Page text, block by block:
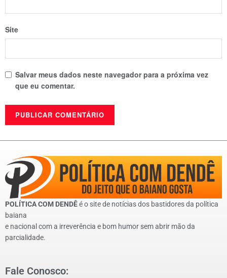
Site
Salvar meus dados neste navegador para a próxima vez
que eu comentar.
POLÍTICA COM DENDÊé o site de notícias dos bastidores da política
baiana
e nacional com a irreverência e bom humor sem abrir mão da
parcialidade.
Fale Conosco: